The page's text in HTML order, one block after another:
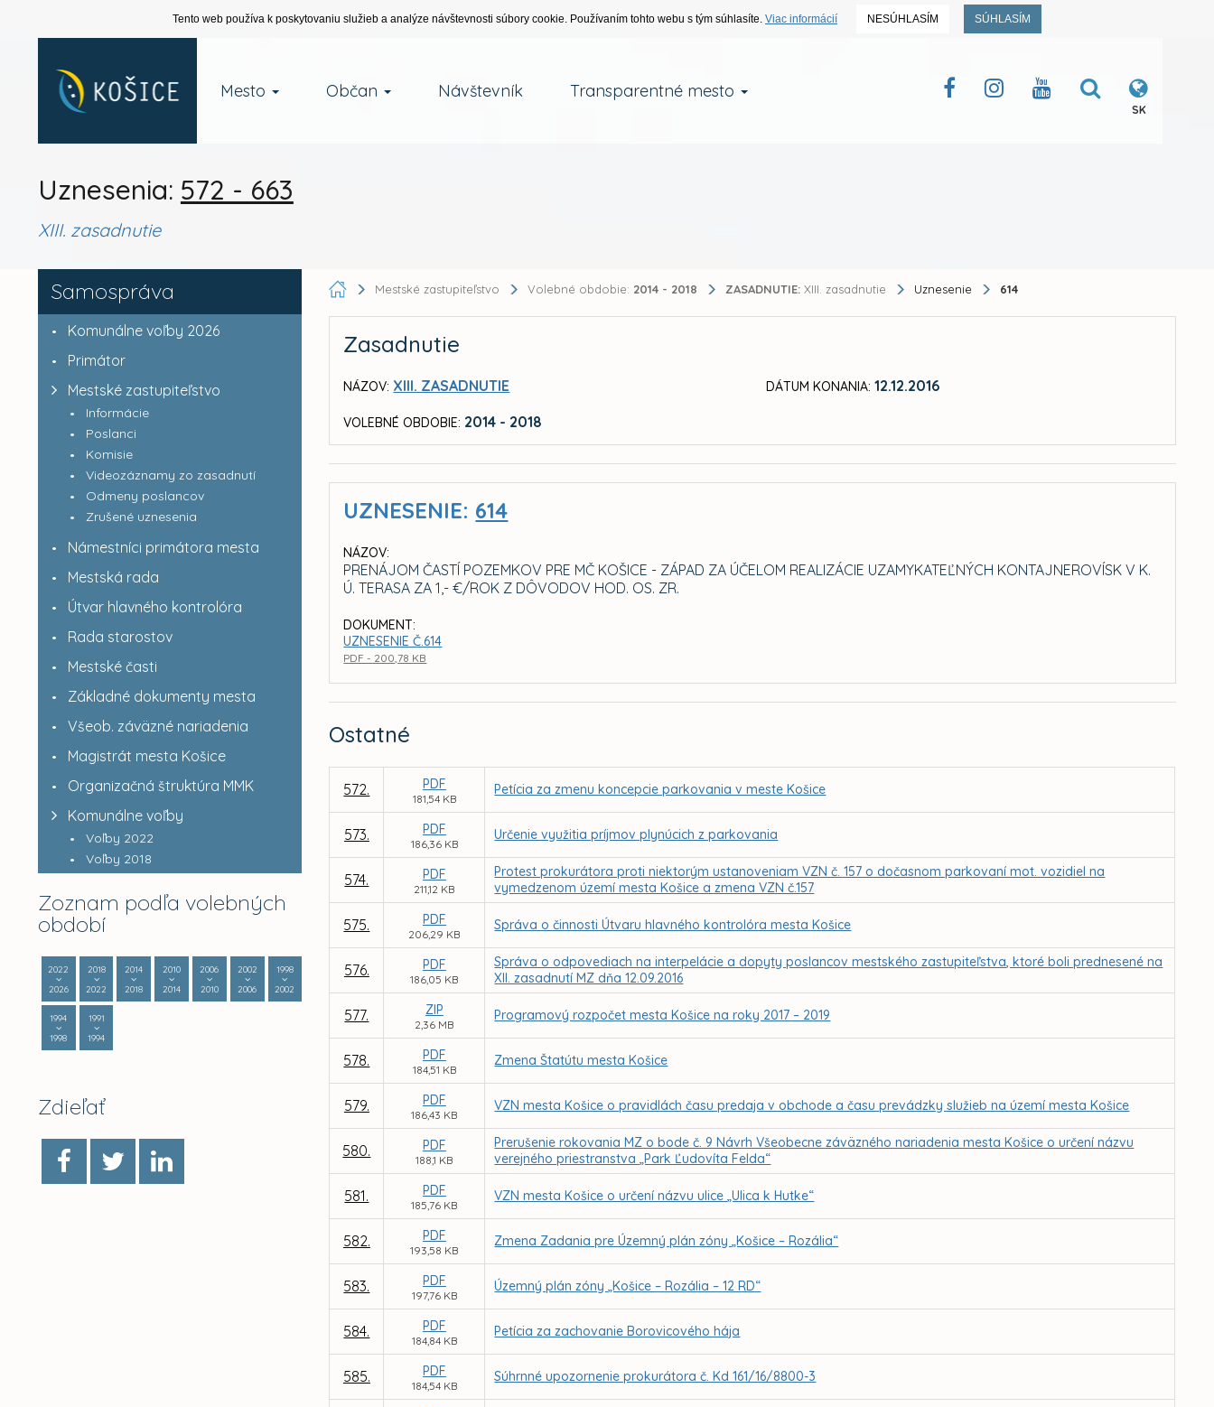
Tento web používa k poskytovaniu služieb a analýze návštevnosti súbory cookie. Používaním tohto webu s tým súhlasíte. Viac informácií NESÚHLASÍM SÚHLASÍM
Mesto Občan Návštevník Transparentné mesto
SK
Uznesenia: 572 - 663
XIII. zasadnutie
Samospráva
Komunálne voľby 2026
Primátor
Mestské zastupiteľstvo
Informácie
Poslanci
Komisie
Videozáznamy zo zasadnutí
Odmeny poslancov
Zrušené uznesenia
Námestníci primátora mesta
Mestská rada
Útvar hlavného kontrolóra
Rada starostov
Mestské časti
Základné dokumenty mesta
Všeob. záväzné nariadenia
Magistrát mesta Košice
Organizačná štruktúra MMK
Komunálne voľby
Voľby 2022
Voľby 2018
Zoznam podľa volebných
období
2022
2026
2018
2022
2014
2018
2010
2014
2006
2010
2002
2006
1998
2002
1994
1998
1991
1994
Zdieľať
Mestské zastupiteľstvo Volebné obdobie: 2014 - 2018 ZASADNUTIE: XIII. zasadnutie Uznesenie 614
Zasadnutie
NÁZOV: XIII. ZASADNUTIE
VOLEBNÉ OBDOBIE: 2014 - 2018
DÁTUM KONANIA: 12.12.2016
UZNESENIE: 614
NÁZOV:
PRENÁJOM ČASTÍ POZEMKOV PRE MČ KOŠICE - ZÁPAD ZA ÚČELOM REALIZÁCIE UZAMYKATEĽNÝCH KONTAJNEROVÍSK V K.
Ú. TERASA ZA 1,- €/ROK Z DÔVODOV HOD. OS. ZR.
DOKUMENT:
UZNESENIE Č.614
PDF - 200,78 KB
Ostatné
572. PDF
181,54 KB
Petícia za zmenu koncepcie parkovania v meste Košice
573. PDF
186,36 KB
Určenie využitia príjmov plynúcich z parkovania
574. PDF
211,12 KB
Protest prokurátora proti niektorým ustanoveniam VZN č. 157 o dočasnom parkovaní mot. vozidiel na
vymedzenom území mesta Košice a zmena VZN č.157
575. PDF
206,29 KB
Správa o činnosti Útvaru hlavného kontrolóra mesta Košice
576. PDF
186,05 KB
Správa o odpovediach na interpelácie a dopyty poslancov mestského zastupiteľstva, ktoré boli prednesené na
XII. zasadnutí MZ dňa 12.09.2016
577. ZIP
2,36 MB
Programový rozpočet mesta Košice na roky 2017 – 2019
578. PDF
184,51 KB
Zmena Štatútu mesta Košice
579. PDF
186,43 KB
VZN mesta Košice o pravidlách času predaja v obchode a času prevádzky služieb na území mesta Košice
580. PDF
188,1 KB
Prerušenie rokovania MZ o bode č. 9 Návrh Všeobecne záväzného nariadenia mesta Košice o určení názvu
verejného priestranstva „Park Ľudovíta Felda“
581. PDF
185,76 KB
VZN mesta Košice o určení názvu ulice „Ulica k Hutke“
582. PDF
193,58 KB
Zmena Zadania pre Územný plán zóny „Košice – Rozália“
583. PDF
197,76 KB
Územný plán zóny „Košice – Rozália – 12 RD“
584. PDF
184,84 KB
Petícia za zachovanie Borovicového hája
585. PDF
184,54 KB
Súhrnné upozornenie prokurátora č. Kd 161/16/8800-3